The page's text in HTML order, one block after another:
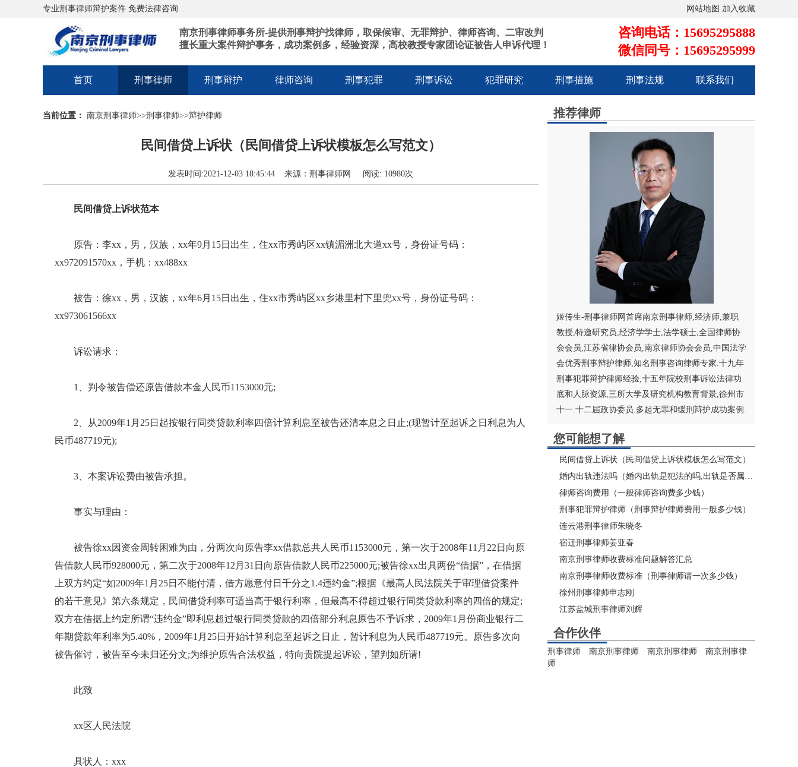
专业刑事律师辩护案件 免费法律咨询 网站地图 加入收藏
南京刑事律师事务所-提供刑事辩护找律师，取保候审、无罪辩护、律师咨询、二审改判
擅长重大案件辩护事务，成功案例多，经验资深，高校教授专家团论证被告人申诉代理！
咨询电话：15695295888
微信同号：15695295999
首页 刑事律师 刑事辩护 律师咨询 刑事犯罪 刑事诉讼 犯罪研究 刑事措施 刑事法规 联系我们
当前位置： 南京刑事律师>>刑事律师>>辩护律师
民间借贷上诉状（民间借贷上诉状模板怎么写范文）
发表时间:2021-12-03 18:45:44 来源：刑事律师网 阅读: 10980次
民间借贷上诉状范本
原告：李xx，男，汉族，xx年9月15日出生，住xx市秀屿区xx镇湄洲北大道xx号，身份证号码：
xx972091570xx，手机：xx488xx
被告：徐xx，男，汉族，xx年6月15日出生，住xx市秀屿区xx乡港里村下里兜xx号，身份证号码：
xx973061566xx
诉讼请求：
1、判令被告偿还原告借款本金人民币1153000元;
2、从2009年1月25日起按银行同类贷款利率四倍计算利息至被告还清本息之日止;(现暂计至起诉之日利息为人
民币487719元);
3、本案诉讼费由被告承担。
事实与理由：
被告徐xx因资金周转困难为由，分两次向原告李xx借款总共人民币1153000元，第一次于2008年11月22日向原
告借款人民币928000元，第二次于2008年12月31日向原告借款人民币225000元;被告徐xx出具两份“借据”，在借据
上双方约定“如2009年1月25日不能付清，借方愿意付日千分之1.4违约金”;根据《最高人民法院关于审理借贷案件
的若干意见》第六条规定，民间借贷利率可适当高于银行利率，但最高不得超过银行同类贷款利率的四倍的规定;
双方在借据上约定所谓“违约金”即利息超过银行同类贷款的四倍部分利息原告不予诉求，2009年1月份商业银行二
年期贷款年利率为5.40%，2009年1月25日开始计算利息至起诉之日止，暂计利息为人民币487719元。原告多次向
被告催讨，被告至今未归还分文;为维护原告合法权益，特向贵院提起诉讼，望判如所请!
此致
xx区人民法院
具状人：xxx
推荐律师
姬传生-刑事律师网首席南京刑事律师,经济师,兼职
教授,特邀研究员,经济学学士,法学硕士,全国律师协
会会员,江苏省律协会员,南京律师协会会员,中国法学
会优秀刑事辩护律师,知名刑事咨询律师专家.十九年
刑事犯罪辩护律师经验,十五年院校刑事诉讼法律功
底和人脉资源,三所大学及研究机构教育背景,徐州市
十一.十二届政协委员.多起无罪和缓刑辩护成功案例.
您可能想了解
民间借贷上诉状（民间借贷上诉状模板怎么写范文）
婚内出轨违法吗（婚内出轨是犯法的吗,出轨是否属于犯法行为）
律师咨询费用（一般律师咨询费多少钱）
刑事犯罪辩护律师（刑事辩护律师费用一般多少钱）
连云港刑事律师朱晓冬
宿迁刑事律师姜亚春
南京刑事律师收费标准问题解答汇总
南京刑事律师收费标准（刑事律师请一次多少钱）
徐州刑事律师申志刚
江苏盐城刑事律师刘辉
合作伙伴
刑事律师 南京刑事律师 南京刑事律师
南京刑事律
师